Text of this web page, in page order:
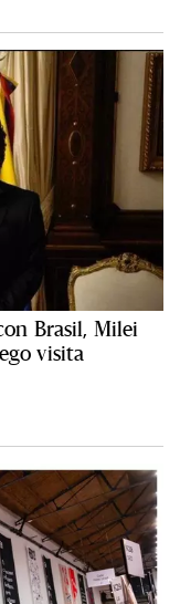
Brasil, Milei
visita